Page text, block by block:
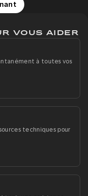
VOUS AIDER
à toutes vos
techniques pour